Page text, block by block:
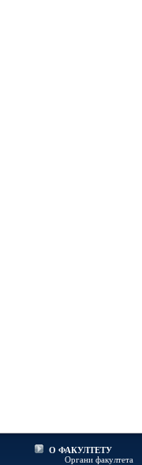
О ФАКУЛТЕТУ
Органи факултета